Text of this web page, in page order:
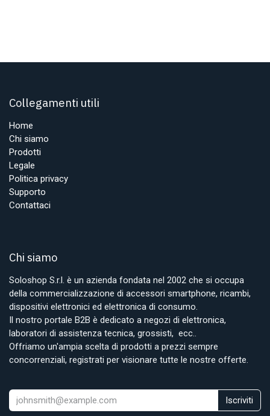
Collegamenti utili
Home
Chi siamo
Prodotti
Legale
Politica privacy
Supporto
Contattaci
Chi siamo
Soloshop S.r.l. è un azienda fondata nel 2002 che si occupa
della commercializzazione di accessori smartphone, ricambi,
dispositivi elettronici ed elettronica di consumo.
Il nostro portale B2B è dedicato a negozi di elettronica,
laboratori di assistenza tecnica, grossisti, ecc..
Offriamo un'ampia scelta di prodotti a prezzi sempre
concorrenziali, registrati per visionare tutte le nostre offerte.
Iscriviti